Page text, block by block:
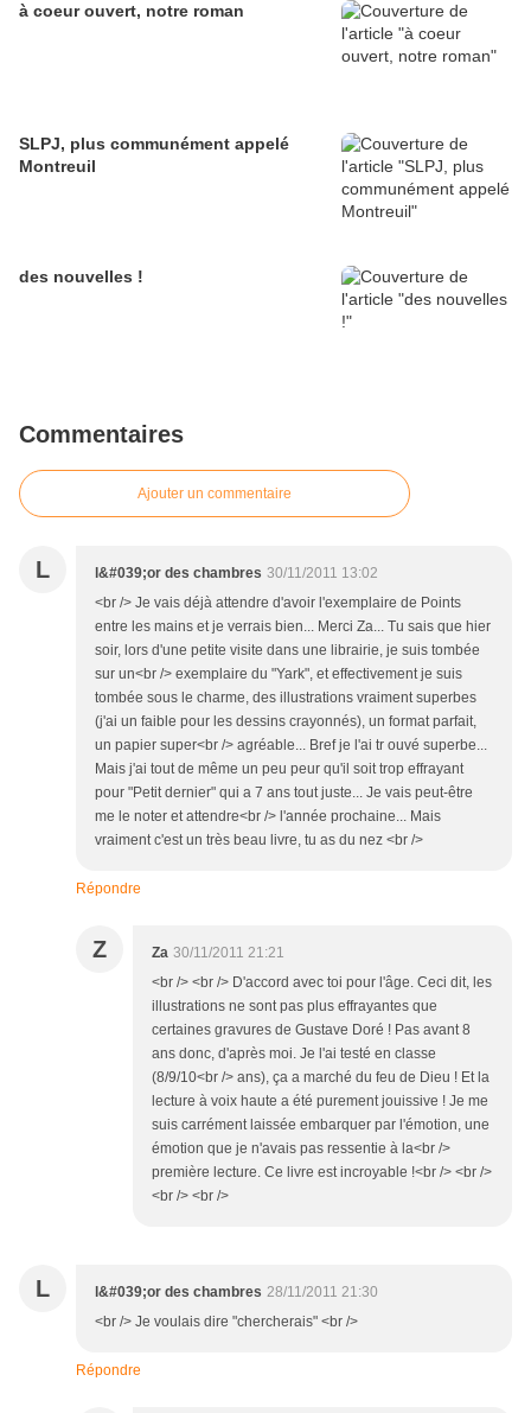
à coeur ouvert, notre roman
SLPJ, plus communément appelé
Montreuil
des nouvelles !
Commentaires
Ajouter un commentaire
L l&#039;or des chambres 30/11/2011 13:02
<br /> Je vais déjà attendre d'avoir l'exemplaire de Points
entre les mains et je verrais bien... Merci Za... Tu sais que hier
soir, lors d'une petite visite dans une librairie, je suis tombée
sur un<br /> exemplaire du "Yark", et effectivement je suis
tombée sous le charme, des illustrations vraiment superbes
(j'ai un faible pour les dessins crayonnés), un format parfait,
un papier super<br /> agréable... Bref je l'ai tr ouvé superbe...
Mais j'ai tout de même un peu peur qu'il soit trop effrayant
pour "Petit dernier" qui a 7 ans tout juste... Je vais peut-être
me le noter et attendre<br /> l'année prochaine... Mais
vraiment c'est un très beau livre, tu as du nez <br />
Répondre
Z Za 30/11/2011 21:21
<br /> <br /> D'accord avec toi pour l'âge. Ceci dit, les
illustrations ne sont pas plus effrayantes que
certaines gravures de Gustave Doré ! Pas avant 8
ans donc, d'après moi. Je l'ai testé en classe
(8/9/10<br /> ans), ça a marché du feu de Dieu ! Et la
lecture à voix haute a été purement jouissive ! Je me
suis carrément laissée embarquer par l'émotion, une
émotion que je n'avais pas ressentie à la<br />
première lecture. Ce livre est incroyable !<br /> <br />
<br /> <br />
L l&#039;or des chambres 28/11/2011 21:30
<br /> Je voulais dire "chercherais" <br />
Répondre